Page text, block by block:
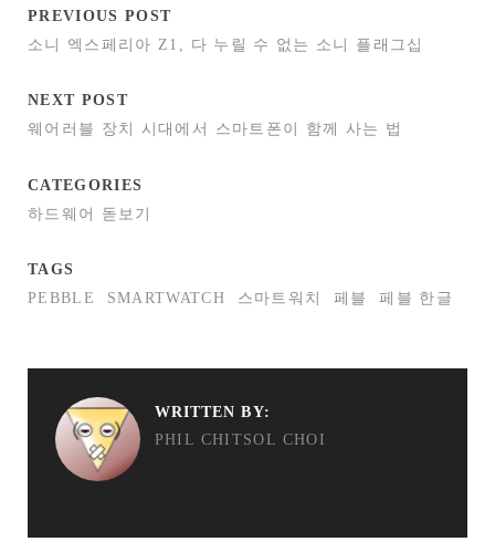
PREVIOUS POST
소니 엑스페리아 Z1, 다 누릴 수 없는 소니 플래그십
NEXT POST
웨어러블 장치 시대에서 스마트폰이 함께 사는 법
CATEGORIES
하드웨어 돋보기
TAGS
PEBBLE
SMARTWATCH 스마트워치 페블 페블 한글
WRITTEN BY:
PHIL CHITSOL CHOI